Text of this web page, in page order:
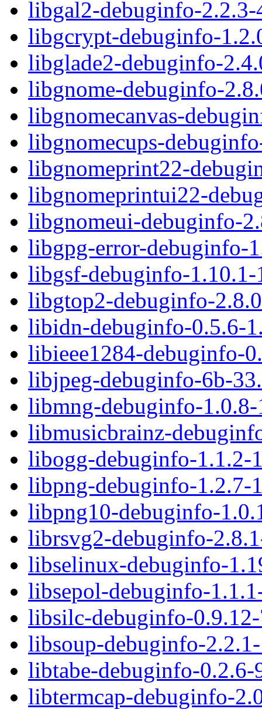
libgal2-debuginfo-2.2.3-
libgcrypt-debuginfo-
libglade2-debuginfo-
libgnome-debuginfo-
libgnomecanvas-
libgnomecups-
libgnomeprint22-
libgnomeprintui22-
libgnomeui-debuginfo-
libgpg-error-debuginfo-
libgsf-debuginfo-1.10.1-
libgtop2-debuginfo-
libidn-debuginfo-0.5.6-
libieee1284-debuginfo-
libjpeg-debuginfo-6b-
libmng-debuginfo-1.0.8-
libmusicbrainz-
libogg-debuginfo-1.1.2-
libpng-debuginfo-1.2.7-
libpng10-debuginfo-
librsvg2-debuginfo-
libselinux-debuginfo-
libsepol-debuginfo-
libsilc-debuginfo-
libsoup-debuginfo-
libtabe-debuginfo-0.2.6-
libtermcap-debuginfo-